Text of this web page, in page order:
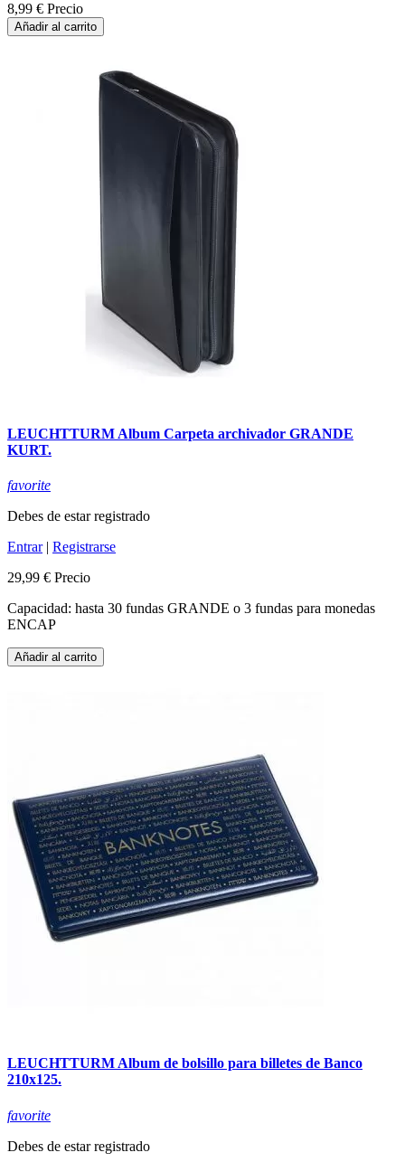
8,99 € Precio
Añadir al carrito
LEUCHTTURM Album Carpeta archivador GRANDE
KURT.
favorite
Debes de estar registrado
Entrar| Registrarse
29,99 € Precio
Capacidad: hasta 30 fundas GRANDE o 3 fundas para monedas
ENCAP
Añadir al carrito
LEUCHTTURM Album de bolsillo para billetes de Banco
210x125.
favorite
Debes de estar registrado